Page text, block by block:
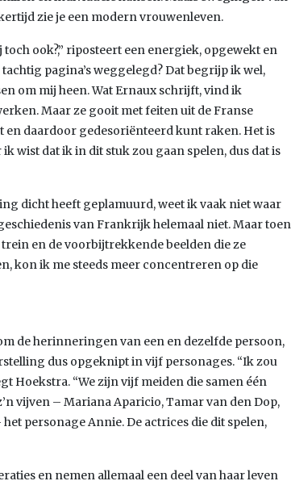
zie je een modern vrouwenleven.
ook?,” riposteert een energiek, opgewekt en
pagina’s weggelegd? Dat begrijp ik wel,
om mij heen. Wat Ernaux schrijft, vind ik
Maar ze gooit met feiten uit de Franse
en daardoor gedesoriënteerd kunt raken. Het is
wist dat ik in dit stuk zou gaan spelen, dus dat is
dicht heeft geplamuurd, weet ik vaak niet waar
van Frankrijk helemaal niet. Maar toen
en de voorbijtrekkende beelden die ze
kon ik me steeds meer concentreren op die
de herinneringen van een en dezelfde persoon,
dus opgeknipt in vijf personages. “Ik zou
Hoekstra. “We zijn vijf meiden die samen één
vijven – Mariana Aparicio, Tamar van den Dop,
personage Annie. De actrices die dit spelen,
en nemen allemaal een deel van haar leven